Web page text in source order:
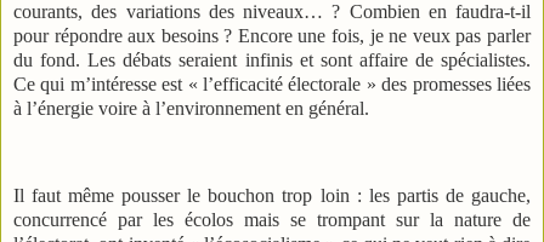
courants, des variations des niveaux… ? Combien en faudra-t-il
pour répondre aux besoins ? Encore une fois, je ne veux pas parler
du fond. Les débats seraient infinis et sont affaire de spécialistes.
Ce qui m’intéresse est « l’efficacité électorale » des promesses liées
à l’énergie voire à l’environnement en général.
Il faut même pousser le bouchon trop loin : les partis de gauche,
concurrencé par les écolos mais se trompant sur la nature de